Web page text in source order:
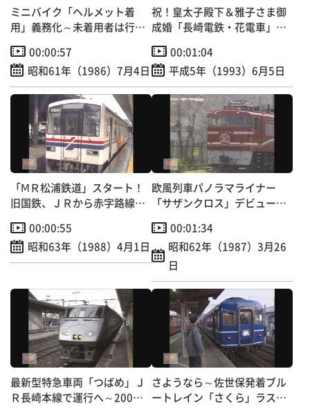
ミニバイク「ヘルメット着
用」義務化～未着用者は行政
00:00:57
昭和61年（1986）7月4日
祝！皇太子殿下＆雅子さま御
成婚「長崎電鉄・花電車」走
00:01:04
平成5年（1993）6月5日
「ⅯＲ松浦鉄道」スタート！
旧国鉄、ＪＲから赤字路線の
00:00:55
昭和63年（1988）4月1日
欧風列車パノラマライナー
「サザンクロス」デビュー！
00:01:34
昭和62年（1987）3月26
日
最新型特急車両「つばめ」Ｊ
Ｒ長崎本線で運行へ～200人
さようなら～佐世保発着ブル
ートレイン「さくら」ラスト